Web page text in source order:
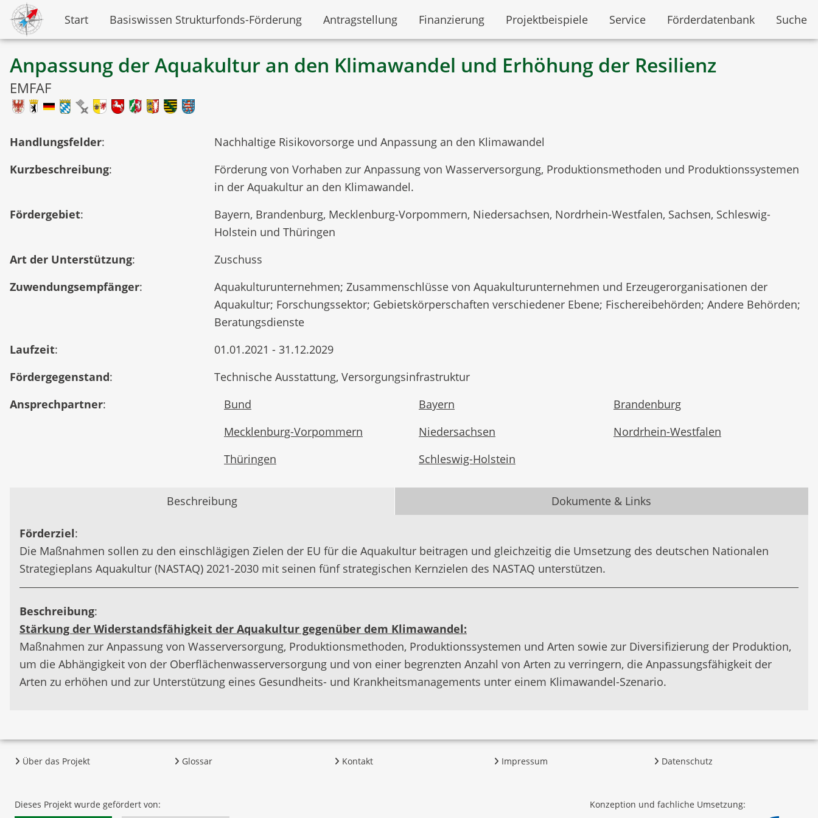
Start Basiswissen Strukturfonds-Förderung Antragstellung Finanzierung Projektbeispiele Service Förderdatenbank Suche
Anpassung der Aquakultur an den Klimawandel und Erhöhung der Resilienz
EMFAF
Handlungsfelder:
Nachhaltige Risikovorsorge und Anpassung an den Klimawandel
Kurzbeschreibung:
Förderung von Vorhaben zur Anpassung von Wasserversorgung, Produktionsmethoden und Produktionssystemen
in der Aquakultur an den Klimawandel.
Fördergebiet:
Bayern, Brandenburg, Mecklenburg-Vorpommern, Niedersachsen, Nordrhein-Westfalen, Sachsen, Schleswig-
Holstein und Thüringen
Art der Unterstützung:
Zuschuss
Zuwendungsempfänger:
Aquakulturunternehmen; Zusammenschlüsse von Aquakulturunternehmen und Erzeugerorganisationen der
Aquakultur; Forschungssektor; Gebietskörperschaften verschiedener Ebene; Fischereibehörden; Andere Behörden;
Beratungsdienste
Laufzeit:
01.01.2021 - 31.12.2029
Fördergegenstand:
Technische Ausstattung, Versorgungsinfrastruktur
Ansprechpartner: Bund Bayern
Brandenburg
Mecklenburg-Vorpommern
Niedersachsen
Nordrhein-Westfalen
Thüringen
Schleswig-Holstein
Beschreibung Dokumente & Links
Förderziel:
Die Maßnahmen sollen zu den einschlägigen Zielen der EU für die Aquakultur beitragen und gleichzeitig die Umsetzung des deutschen Nationalen
Strategieplans Aquakultur (NASTAQ) 2021-2030 mit seinen fünf strategischen Kernzielen des NASTAQ unterstützen.
Beschreibung:
Stärkung der Widerstandsfähigkeit der Aquakultur gegenüber dem Klimawandel:
Maßnahmen zur Anpassung von Wasserversorgung, Produktionsmethoden, Produktionssystemen und Arten sowie zur Diversifizierung der Produktion,
um die Abhängigkeit von der Oberflächenwasserversorgung und von einer begrenzten Anzahl von Arten zu verringern, die Anpassungsfähigkeit der
Arten zu erhöhen und zur Unterstützung eines Gesundheits- und Krankheitsmanagements unter einem Klimawandel-Szenario.
Über das Projekt Glossar Kontakt Impressum Datenschutz
Dieses Projekt wurde gefördert von: Konzeption und fachliche Umsetzung: